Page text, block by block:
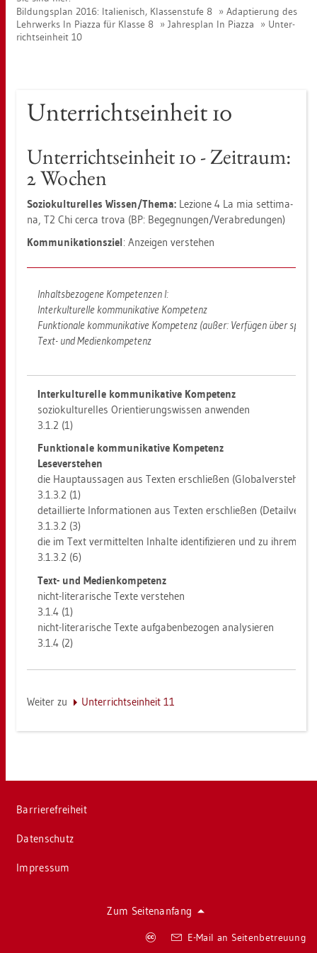
Bil­dungs­plan 2016: Ita­lie­nisch, Klas­sen­stu­fe 8
Ad­ap­tie­rung des
Lehr­werks In Piaz­za für Klas­se 8
Jah­res­plan In Piaz­za
Un­ter­
richts­ein­heit 10
Un­ter­richts­ein­heit 10
Un­ter­richts­ein­heit 10 - Zeit­raum:
2 Wo­chen
So­zio­kul­tu­rel­les Wis­sen/Thema: Le­zio­ne 4 La mia set­ti­ma­
na, T2 Chi cerca trova (BP: Be­geg­nun­gen/Ver­ab­re­dun­gen)
Kom­mu­ni­ka­ti­ons­ziel: An­zei­gen ver­ste­hen
In­halts­be­zo­ge­ne Kom­pe­ten­zen I:
In­ter­kul­tu­rel­le kom­mu­ni­ka­ti­ve Kom­pe­tenz
Funk­tio­na­le kom­mu­ni­ka­ti­ve Kom­pe­tenz (außer: Ver­fü­gen über
Text- und Me­di­en­kom­pe­tenz
In­ter­kul­tu­rel­le kom­mu­ni­ka­ti­ve Kom­pe­tenz
so­zio­kul­tu­rel­les Ori­en­tie­rungs­wis­sen an­wen­den
3.1.2 (1)
Funk­tio­na­le kom­mu­ni­ka­ti­ve Kom­pe­tenz
Le­se­ver­ste­hen
die Haupt­aus­sa­gen aus Tex­ten er­schlie­ßen (Glo­bal­ver­ste­hen)
3.​1.​3.​2 (1)
de­tail­lier­te In­for­ma­tio­nen aus Tex­ten er­schlie­ßen
3.​1.​3.​2 (3)
die im Text ver­mit­tel­ten In­hal­te iden­ti­fi­zie­ren und zu ihrem
3.​1.​3.​2 (6)
Text- und Me­di­en­kom­pe­tenz
nicht-li­te­ra­ri­sche Texte ver­ste­hen
3.1.4 (1)
nicht-li­te­ra­ri­sche Texte auf­ga­ben­be­zo­gen ana­ly­sie­ren
3.1.4 (2)
Wei­ter zu Un­ter­richts­ein­heit 11
Bar­rie­re­frei­heit
Da­ten­schutz
Im­pres­sum
Zum Sei­ten­an­fang
E-Mail an Sei­ten­be­treu­ung
Co­